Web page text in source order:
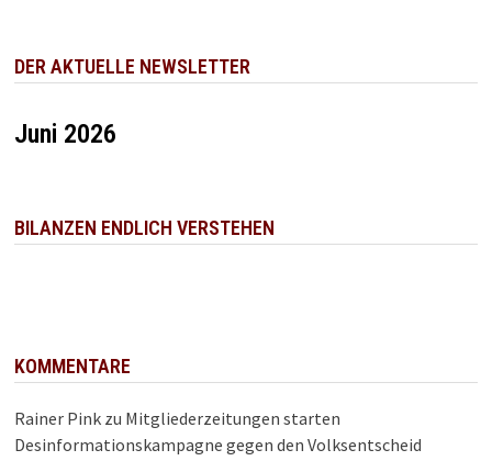
DER AKTUELLE NEWSLETTER
Juni 2026
BILANZEN ENDLICH VERSTEHEN
KOMMENTARE
Rainer Pink zu Mitgliederzeitungen starten
Desinformationskampagne gegen den Volksentscheid